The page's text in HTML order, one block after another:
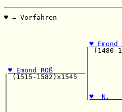
♥ = Vorfahren
♥
♥ Emond ROß
| (1515-
♥